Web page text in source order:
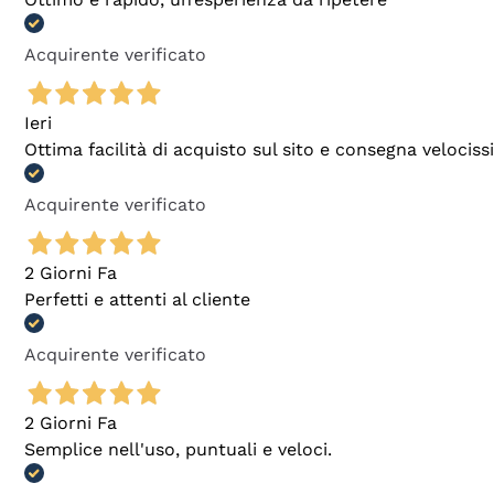
Acquirente verificato
Ieri
Ottima facilità di acquisto sul sito e consegna
Acquirente verificato
2 Giorni Fa
Perfetti e attenti al cliente
Acquirente verificato
2 Giorni Fa
Semplice nell'uso, puntuali e veloci.